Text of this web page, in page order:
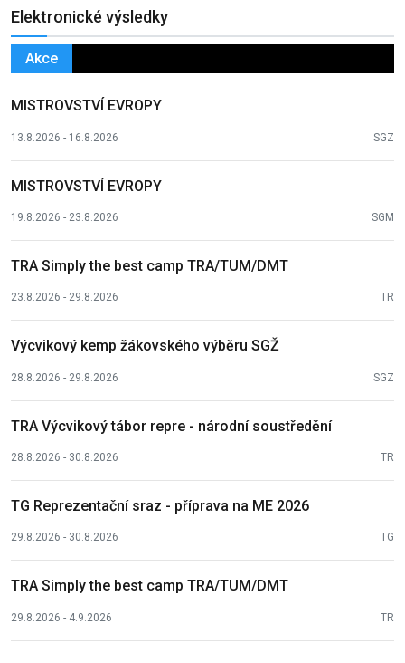
Elektronické výsledky
Akce
MISTROVSTVÍ EVROPY
13.8.2026 - 16.8.2026 SGZ
MISTROVSTVÍ EVROPY
19.8.2026 - 23.8.2026 SGM
TRA Simply the best camp TRA/TUM/DMT
23.8.2026 - 29.8.2026 TR
Výcvikový kemp žákovského výběru SGŽ
28.8.2026 - 29.8.2026 SGZ
TRA Výcvikový tábor repre - národní soustředění
28.8.2026 - 30.8.2026 TR
TG Reprezentační sraz - příprava na ME 2026
29.8.2026 - 30.8.2026 TG
TRA Simply the best camp TRA/TUM/DMT
29.8.2026 - 4.9.2026 TR